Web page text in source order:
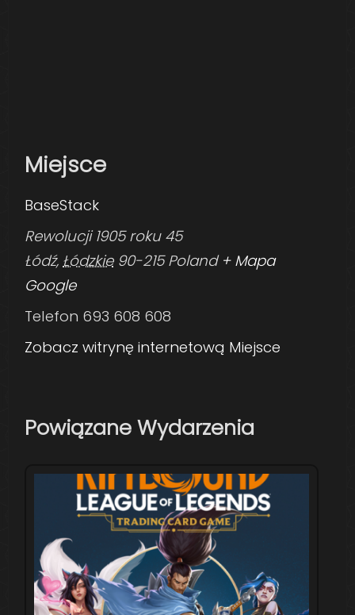
Miejsce
BaseStack
Rewolucji 1905 roku 45
Łódź, Łódzkie 90-215 Poland + Mapa
Google
Telefon 693 608 608
Zobacz witrynę internetową Miejsce
Powiązane Wydarzenia